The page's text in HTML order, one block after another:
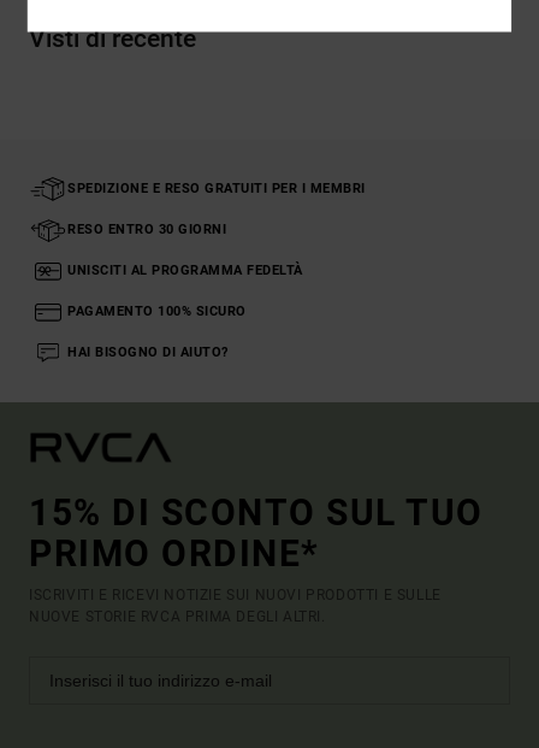
Visti di recente
SPEDIZIONE E RESO GRATUITI PER I MEMBRI
RESO ENTRO 30 GIORNI
UNISCITI AL PROGRAMMA FEDELTÀ
PAGAMENTO 100% SICURO
HAI BISOGNO DI AIUTO?
15% DI SCONTO SUL TUO
PRIMO ORDINE*
ISCRIVITI E RICEVI NOTIZIE SUI NUOVI PRODOTTI E SULLE
NUOVE STORIE RVCA PRIMA DEGLI ALTRI.